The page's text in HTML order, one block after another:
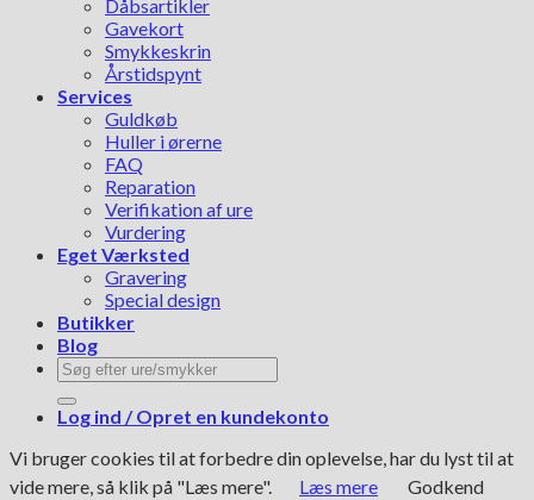
Dåbsartikler
Gavekort
Smykkeskrin
Årstidspynt
Services
Guldkøb
Huller i ørerne
FAQ
Reparation
Verifikation af ure
Vurdering
Eget Værksted
Gravering
Special design
Butikker
Blog
Søg
efter:
Log ind / Opret en kundekonto
Vi bruger cookies til at forbedre din oplevelse, har du lyst til at
vide mere, så klik på "Læs mere".
Læs mere Godkend